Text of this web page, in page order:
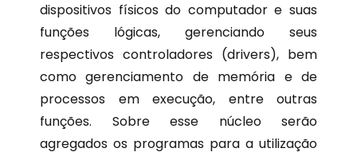
dispositivos físicos do computador e suas
funções lógicas, gerenciando seus
respectivos controladores (drivers), bem
como gerenciamento de memória e de
processos em execução, entre outras
funções. Sobre esse núcleo serão
agregados os programas para a utilização